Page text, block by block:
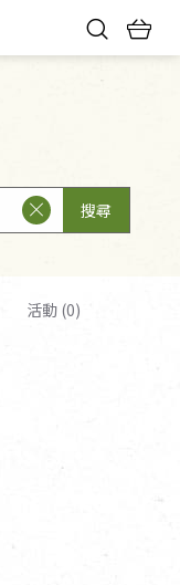
搜尋
活動 (0)